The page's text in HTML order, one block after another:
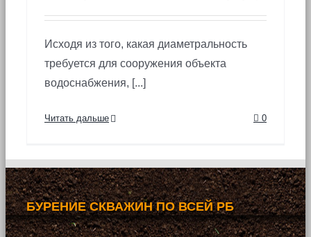
Исходя из того, какая диаметральность
требуется для сооружения объекта
водоснабжения, [...]
Читать дальше 0
БУРЕНИЕ СКВАЖИН ПО ВСЕЙ РБ